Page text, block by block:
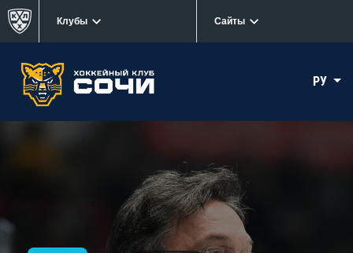
Клубы Сайты
РУ